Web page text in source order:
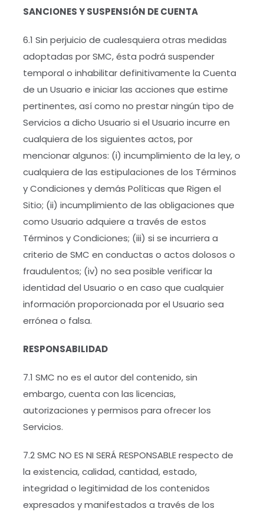
SANCIONES Y SUSPENSIÓN DE CUENTA
6.1 Sin perjuicio de cualesquiera otras medidas
adoptadas por SMC, ésta podrá suspender
temporal o inhabilitar definitivamente la Cuenta
de un Usuario e iniciar las acciones que estime
pertinentes, así como no prestar ningún tipo de
Servicios a dicho Usuario si el Usuario incurre en
cualquiera de los siguientes actos, por
mencionar algunos: (i) incumplimiento de la ley, o
cualquiera de las estipulaciones de los Términos
y Condiciones y demás Políticas que Rigen el
Sitio; (ii) incumplimiento de las obligaciones que
como Usuario adquiere a través de estos
Términos y Condiciones; (iii) si se incurriera a
criterio de SMC en conductas o actos dolosos o
fraudulentos; (iv) no sea posible verificar la
identidad del Usuario o en caso que cualquier
información proporcionada por el Usuario sea
errónea o falsa.
RESPONSABILIDAD
7.1 SMC no es el autor del contenido, sin
embargo, cuenta con las licencias,
autorizaciones y permisos para ofrecer los
Servicios.
7.2 SMC NO ES NI SERÁ RESPONSABLE respecto de
la existencia, calidad, cantidad, estado,
integridad o legitimidad de los contenidos
expresados y manifestados a través de los